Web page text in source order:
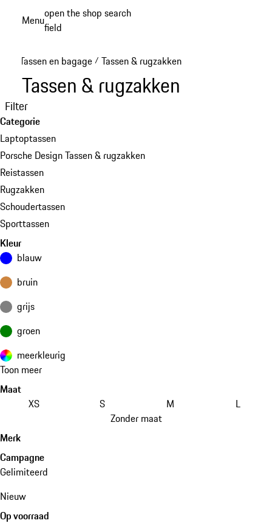
Menuopen the shop search
field
Tassen en bagage / Tassen & rugzakken
Tassen & rugzakken
Filter
Categorie
Laptoptassen
Porsche Design Tassen & rugzakken
Reistassen
Rugzakken
Schoudertassen
Sporttassen
Kleur
blauw
bruin
grijs
groen
meerkleurig
Toon meer
Maat
XS
S M
L
Zonder maat
Merk
Campagne
Gelimiteerd
Nieuw
Op voorraad